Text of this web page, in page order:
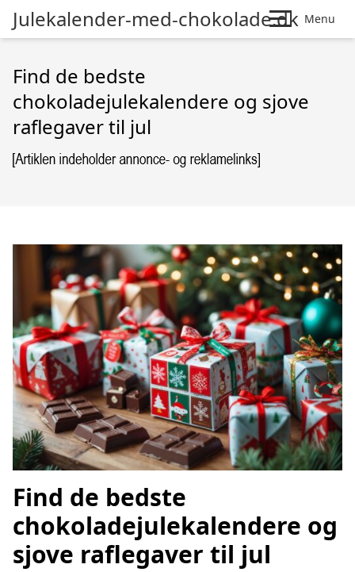
Julekalender-med-chokolade.dk Menu
Find de bedste
chokoladejulekalendere og sjove
raflegaver til jul
Find de bedste
chokoladejulekalendere og
sjove raflegaver til jul